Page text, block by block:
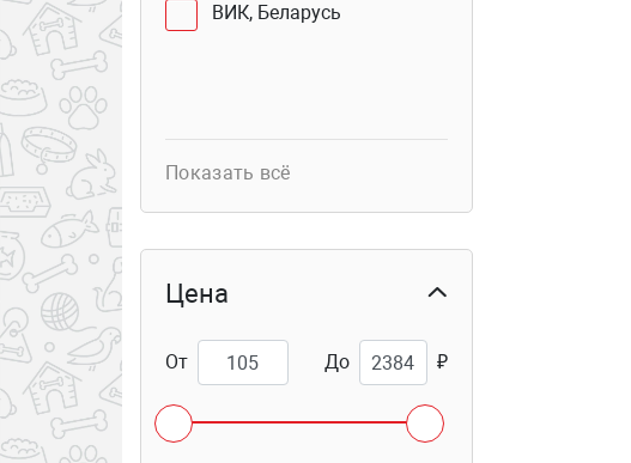
ВИК, Беларусь
Показать всё
Цена
От До ₽